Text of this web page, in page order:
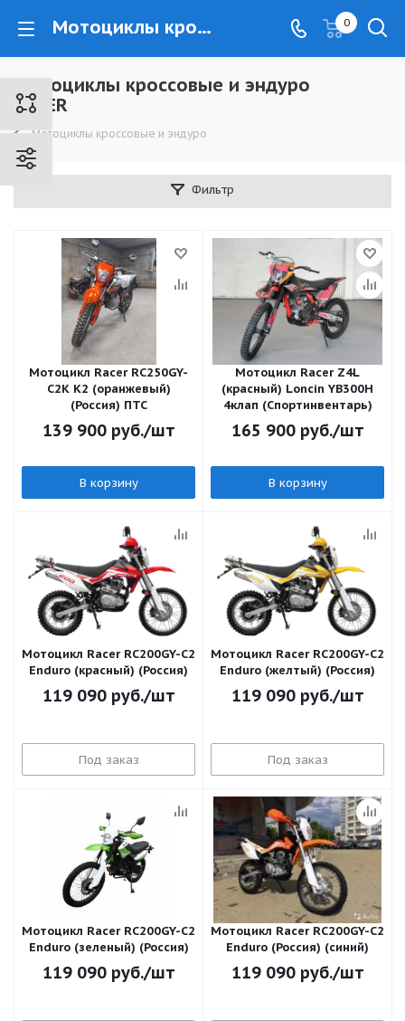
Мотоциклы кроссовые и эндуро RACER - www.kovrovec.ru 0
Мотоциклы кроссовые и эндуро
RACER
Мотоциклы кроссовые и эндуро
Фильтр
Мотоцикл Racer RC250GY-
C2K K2 (оранжевый)
(Россия) ПТС
139 900руб./шт
В корзину
Мотоцикл Racer Z4L
(красный) Loncin YB300H
4клап (Спортинвентарь)
165 900руб./шт
В корзину
Мотоцикл Racer RC200GY-C2
Enduro (красный) (Россия)
119 090руб./шт
Под заказ
Мотоцикл Racer RC200GY-C2
Enduro (желтый) (Россия)
119 090руб./шт
Под заказ
Мотоцикл Racer RC200GY-C2
Enduro (зеленый) (Россия)
119 090руб./шт
Мотоцикл Racer RC200GY-C2
Enduro (Россия) (синий)
119 090руб./шт